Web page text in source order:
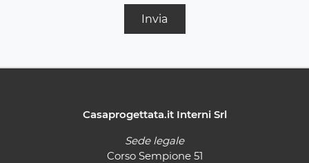
Invia
Casaprogettata.it Interni Srl
Sede legale
Corso Sempione 51